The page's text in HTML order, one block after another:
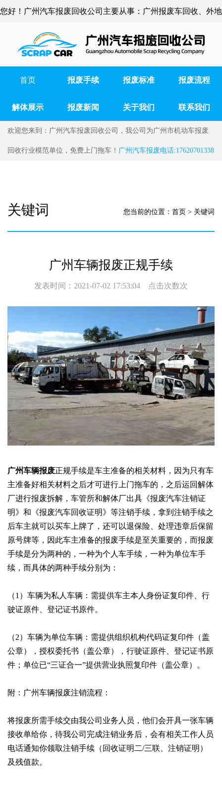
您好！广州汽车报废回收公司主要从事：广州报废车回收、外地
车辆报废、广州货车报废、广州事故车报废等
首页 报废手续 报废标准 报废流程
解体展示 报废新闻 关于我们 联系我们
欢迎您来到：广州汽车报废回收公司，我公司为广州市机动车报废
回收行业模范单位，免费上门拖车！ 广州汽车报废电话:17620701338
关键词 您当前的位置： 首页 > 关键词
广州车辆报废正规手续
发表时间：2021-07-02 17:53:04 点击次数次
广州车辆报废正规手续是车主准备的相关材料，因为只有车
主准备好相关材料之后才可进行上门拖车的，之后运回解体
厂进行报废拆解，车管所和解体厂出具《报废汽车注销证
明》和《报废汽车回收证明》等注销手续，拿到注销手续之
后车主就可以买车上牌了，还可以退保险、处理违章后保留
原号牌等，因此车主准备的报废手续是至关重要的，而报废
手续是分为两种的，一种为个人车手续，一种为单位车手
续，而具体的两种手续分别为：
（1）车辆为私人车辆：需提供车主本人身份证复印件、行
驶证原件、登记证书原件。
（2）车辆为单位车辆：需提供组织机构代码证复印件（盖
公章），授权委托书（盖公章），行驶证原件、登记证书原
件；单位已“三证合一”提供营业执照复印件（盖公章）。
附：广州车辆报废注销流程：
将报废所需手续交由我公司业务人员，他们会开具一张车辆
接收单给你，待我公司完成注销业务后，会有相关工作人员
电话通知你领取注销手续（回收证明二/三联、注销证明）
及残值款。